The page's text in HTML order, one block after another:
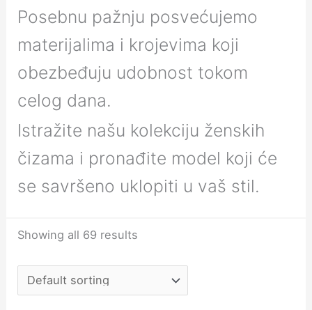
Posebnu pažnju posvećujemo
materijalima i krojevima koji
obezbeđuju udobnost tokom
celog dana.
Istražite našu kolekciju ženskih
čizama i pronađite model koji će
se savršeno uklopiti u vaš stil.
Showing all 69 results